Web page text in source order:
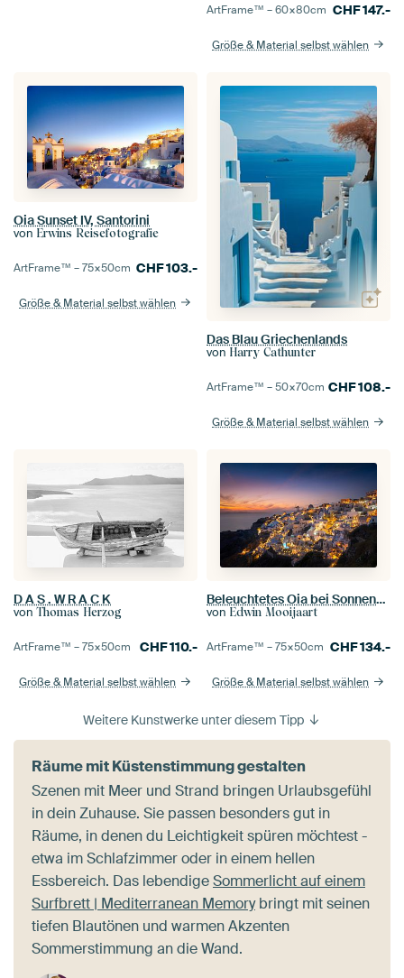
ArtFrame™ –60×80cm CHF147.-
Größe & Material selbst wählen
Oia Sunset IV, Santorini
von Erwins Reisefotografie
ArtFrame™ –75×50cm CHF103.-
Größe & Material selbst wählen
Das Blau Griechenlands
von Harry Cathunter
ArtFrame™ –50×70cm CHF108.-
Größe & Material selbst wählen
D A S . W R A C K
von Thomas Herzog
ArtFrame™ –75×50cm CHF110.-
Größe & Material selbst wählen
Beleuchtetes Oia bei Sonnenuntergang auf Santorini
von Edwin Mooijaart
ArtFrame™ –75×50cm CHF134.-
Größe & Material selbst wählen
Weitere Kunstwerke unter diesem Tipp
Räume mit Küstenstimmung gestalten
Szenen mit Meer und Strand bringen Urlaubsgefühl
in dein Zuhause. Sie passen besonders gut in
Räume, in denen du Leichtigkeit spüren möchtest -
etwa im Schlafzimmer oder in einem hellen
Essbereich. Das lebendigeSommerlicht auf einem
Surfbrett | Mediterranean Memorybringt mit seinen
tiefen Blautönen und warmen Akzenten
Sommerstimmung an die Wand.